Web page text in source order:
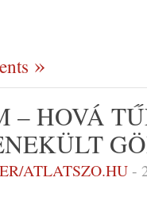
– HOVÁ
ATLATSZO.HU-